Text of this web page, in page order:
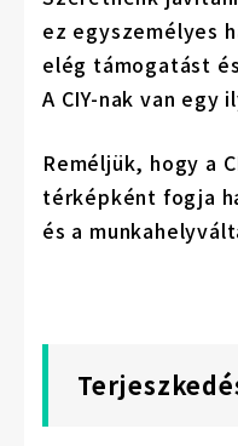
ez egyszemélyes
elég támogatást
A CIY-nak van egy
Reméljük, hogy a
térképként fogja
és a